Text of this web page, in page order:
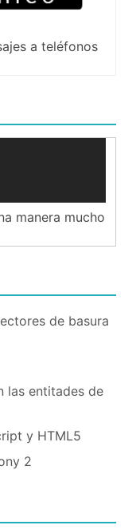
a teléfonos
manera mucho
de basura
las entitades de
y HTML5
2